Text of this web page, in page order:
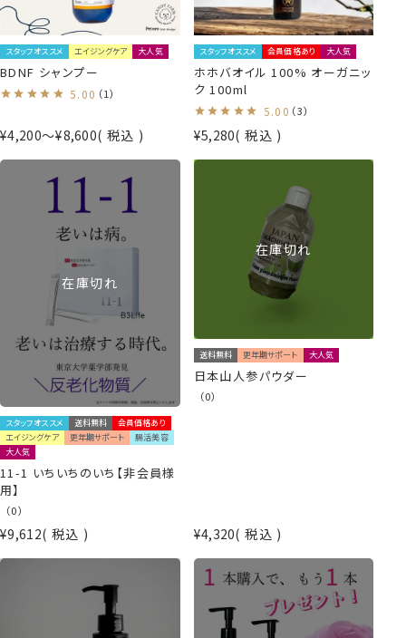
スタッフオススメ エイジングケア 大人気
BDNF シャンプー
5.00 （1）
¥4,200〜¥8,600 税込
スタッフオススメ 会員価格あり 大人気
ホホバオイル 100% オーガニッ
ク 100ml
5.00 （3）
¥5,280 税込
在庫切れ
スタッフオススメ 送料無料
会員価格あり
エイジングケア
更年期サポート
腸活美容
大人気
11-1 いちいちのいち【非会員様
用】
（0）
¥9,612 税込
在庫切れ
送料無料 更年期サポート 大人気
日本山人参パウダー
（0）
¥4,320 税込